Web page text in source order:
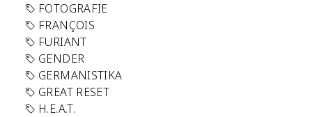
FOTOGRAFIE
FRANÇOIS
FURIANT
GENDER
GERMANISTIKA
GREAT RESET
H.E.A.T.